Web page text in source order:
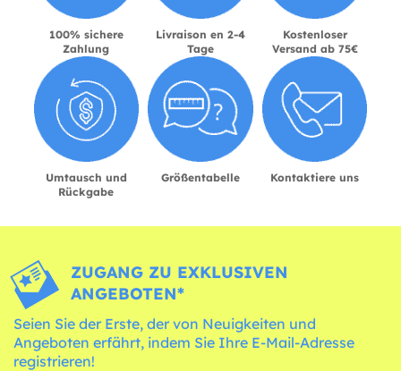
100% sichere
Zahlung
Livraison en 2-4
Tage
Kostenloser
Versand ab 75€
Umtausch und
Rückgabe
Größentabelle Kontaktiere uns
ZUGANG ZU EXKLUSIVEN
ANGEBOTEN*
Seien Sie der Erste, der von Neuigkeiten und
Angeboten erfährt, indem Sie Ihre E-Mail-Adresse
registrieren!